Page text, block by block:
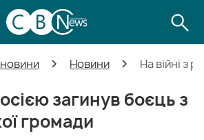
новини Новини На війні з
загинув боєць з
громади